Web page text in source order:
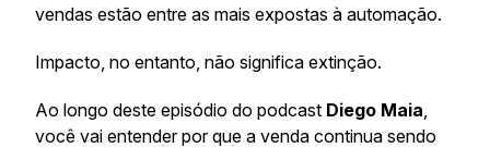
vendas estão entre as mais expostas à automação.
Impacto, no entanto, não significa extinção.
Ao longo deste episódio do podcast Diego Maia,
você vai entender por que a venda continua sendo